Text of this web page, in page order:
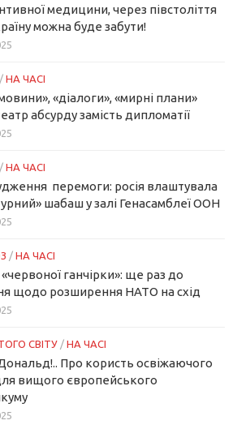
медицини, через півстоліття
можна буде забути!
/ НА ЧАСІ
«діалоги», «мирні плани»
абсурду замість дипломатії
/ НА ЧАСІ
перемоги: росія влаштувала
шабаш у залі Генасамблеї ООН
/ НА ЧАСІ
ганчірки»: ще раз до
щодо розширення НАТО на схід
ТОГО СВІТУ / НА ЧАСІ
Про користь освіжаючого
вищого європейського